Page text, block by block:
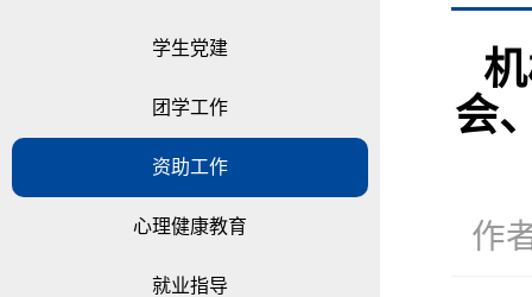
学生党建
团学工作
资助工作
心理健康教育
就业指导
会
作